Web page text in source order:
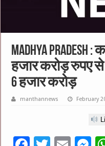
Madhya Pradesh :
हजार करोड़ रुपए से
6 हजार करोड़
manthannews February